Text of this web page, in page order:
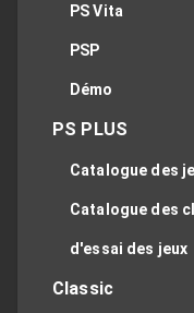
PS Vita
PSP
Démo
PS PLUS
Catalogue des
Catalogue des
d'essai des jeux
Classic